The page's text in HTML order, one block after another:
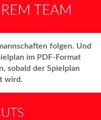
TEAM
folgen. Und
im PDF-Format
sobald der Spielplan
wird.